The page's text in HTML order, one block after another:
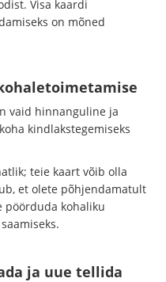
Visa kaardi
on mõned
vaid hinnanguline ja
kindlakstegemiseks
teie kaart võib olla
et olete põhjendamatult
pöörduda kohaliku
ja uue tellida